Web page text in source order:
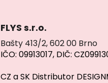
FLYS s.r.o.
Bašty 413/2, 602 00 Brno
IČO: 09913017, DIČ:
CZ a SK Distributor